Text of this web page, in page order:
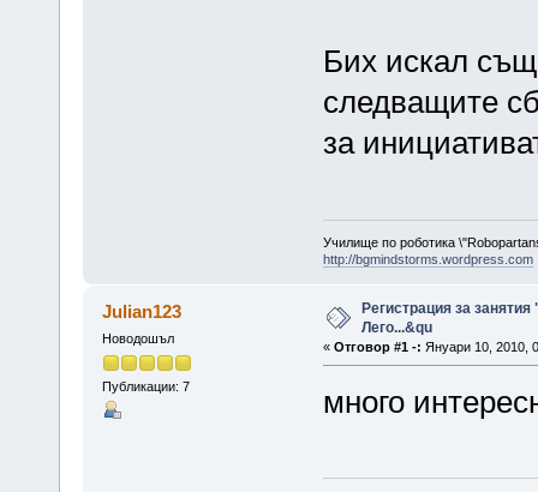
Бих искал
следващите
за
Училище по роботика
http://bgmindstorms.wordpress.com
Julian123
Новодошъл
Публикации: 7
Регистрация за
Лего...&qu
« Отговор #1 -: Януари 10, 2010,
много